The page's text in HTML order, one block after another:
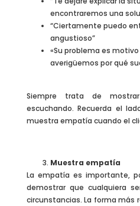
encontraremos una
“Ciertamente puedo
angustioso”
«Su problema es
averigüemos por qué
Siempre trata de
escuchando. Recuerda el
muestra empatía cuando el
Muestra empatía
La empatía es importante,
demostrar que cualquiera
circunstancias. La forma más